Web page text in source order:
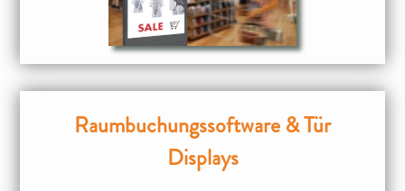
Raumbuchungssoftware & Tür
Displays